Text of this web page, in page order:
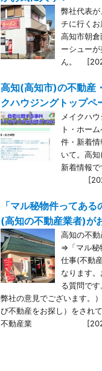
弊社代表
チに行くお
高知市朝
ーシュー
ん。
高知(高知市)の不動産
クハウジングトップペ
メイクハ
ト・ホー
件・新着
いて。高
新着情報で
「マル秘物件ってあ
(高知の不動産業者)が
高知の不
⇒「マル秘
仕事(不動
なります
る質問で
弊社の意見でございます。
び不動産をお探し）をされ
不動産業